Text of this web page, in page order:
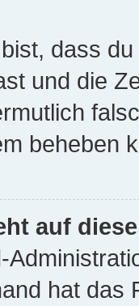
dass
und die
beheben
auf
hat das